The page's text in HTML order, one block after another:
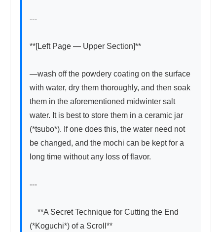
---
**[Left Page — Upper Section]**
—wash off the powdery coating on the surface
with water, dry them thoroughly, and then soak
them in the aforementioned midwinter salt
water. It is best to store them in a ceramic jar
(*tsubo*). If one does this, the water need not
be changed, and the mochi can be kept for a
long time without any loss of flavor.
---
**A Secret Technique for Cutting the End
(*Koguchi*) of a Scroll**